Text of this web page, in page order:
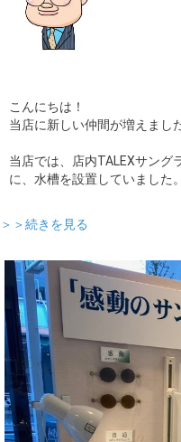
こんにちは！
当店に新しい仲間が増えまし
当店では、店内TALEXサング
に、水槽を設置していました。
＞＞続きを見る